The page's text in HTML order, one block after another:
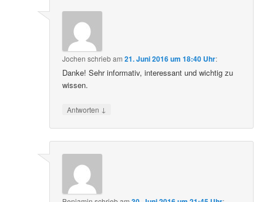
Jochen schriebam21. Juni 2016 um 18:40 Uhr:
Danke! Sehr informativ, interessant und wichtig zu
wissen.
Antworten ↓